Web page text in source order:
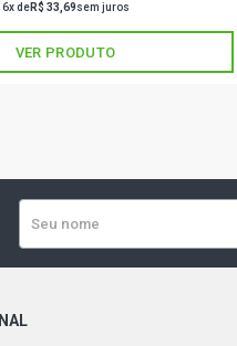
6x deR$ 33,69sem juros
VER PRODUTO